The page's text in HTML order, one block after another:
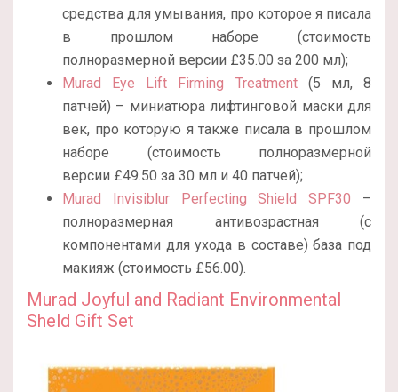
средства для умывания, про которое я писала
в прошлом наборе (стоимость
полноразмерной версии £35.00 за 200 мл);
Murad Eye Lift Firming Treatment(5 мл, 8
патчей) – миниатюра лифтинговой маски для
век, про которую я также писала в прошлом
наборе (стоимость полноразмерной
версии £49.50 за 30 мл и 40 патчей);
Murad Invisiblur Perfecting Shield SPF30 –
полноразмерная антивозрастная (с
компонентами для ухода в составе) база под
макияж (стоимость £56.00).
Murad Joyful and Radiant Environmental
Sheld Gift Set